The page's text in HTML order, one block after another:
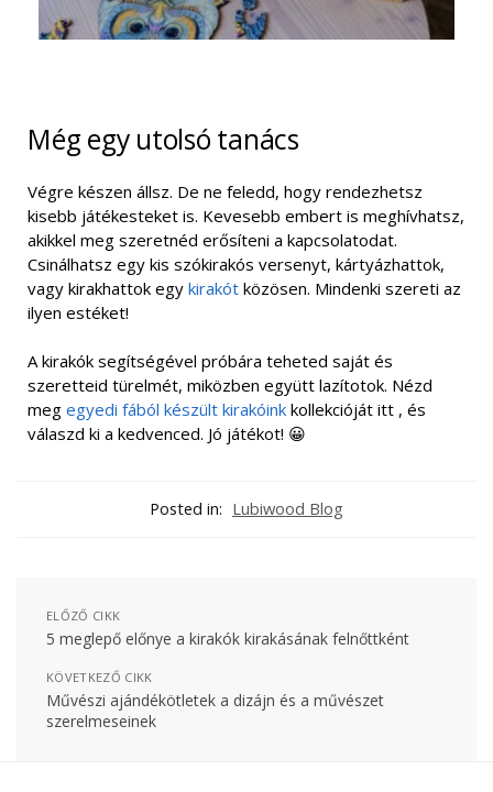
Még egy utolsó tanács
Végre készen állsz. De ne feledd, hogy rendezhetsz
kisebb játékesteket is. Kevesebb embert is meghívhatsz,
akikkel meg szeretnéd erősíteni a kapcsolatodat.
Csinálhatsz egy kis szókirakós versenyt, kártyázhattok,
vagy kirakhattok egy kirakót közösen. Mindenki szereti az
ilyen estéket!
A kirakók segítségével próbára teheted saját és
szeretteid türelmét, miközben együtt lazítotok. Nézd
meg egyedi fából készült kirakóink kollekcióját itt , és
válaszd ki a kedvenced. Jó játékot! 😀
Posted in: Lubiwood Blog
ELŐZŐ CIKK
5 meglepő előnye a kirakók kirakásának felnőttként
KÖVETKEZŐ CIKK
Művészi ajándékötletek a dizájn és a művészet
szerelmeseinek